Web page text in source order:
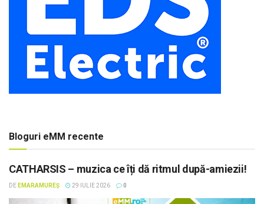
Bloguri eMM recente
CATHARSIS – muzica ce îți dă ritmul după-amiezii!
DE EMARAMUREȘ 29 IULIE 2026 0